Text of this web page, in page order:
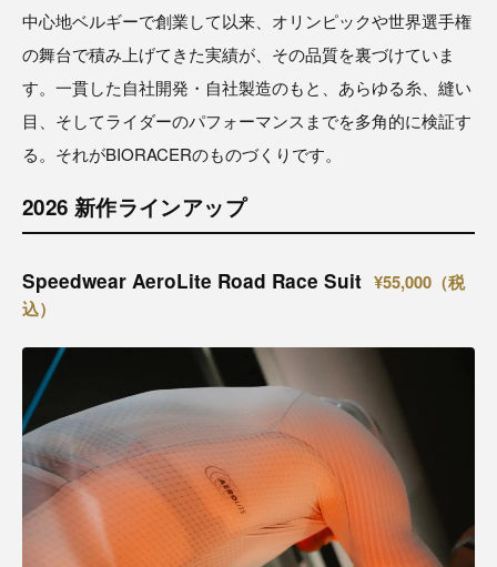
中心地ベルギーで創業して以来、オリンピックや世界選手権
の舞台で積み上げてきた実績が、その品質を裏づけていま
す。一貫した自社開発・自社製造のもと、あらゆる糸、縫い
目、そしてライダーのパフォーマンスまでを多角的に検証す
る。それがBIORACERのものづくりです。
2026 新作ラインアップ
Speedwear AeroLite Road Race Suit ¥55,000（税
込）